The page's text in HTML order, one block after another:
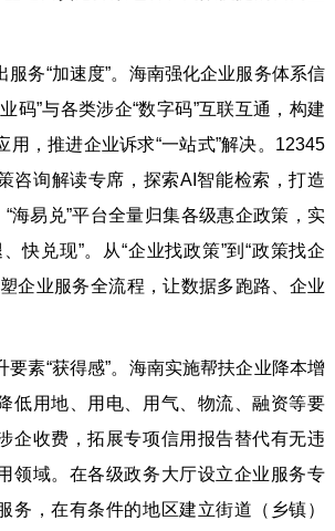
务“加速度”。海南强化企业服务体系信
码”与各类涉企“数字码”互联互通，构建
用，推进企业诉求“一站式”解决。12345
咨询解读专席，探索AI智能检索，打造
“海易兑”平台全量归集各级惠企政策，实
快兑现”。从“企业找政策”到“政策找企
企业服务全流程，让数据多跑路、企业
素“获得感”。海南实施帮扶企业降本增
低用地、用电、用气、物流、融资等要
企收费，拓展专项信用报告替代有无违
领域。在各级政务大厅设立企业服务专
务，在有条件的地区建立街道（乡镇）